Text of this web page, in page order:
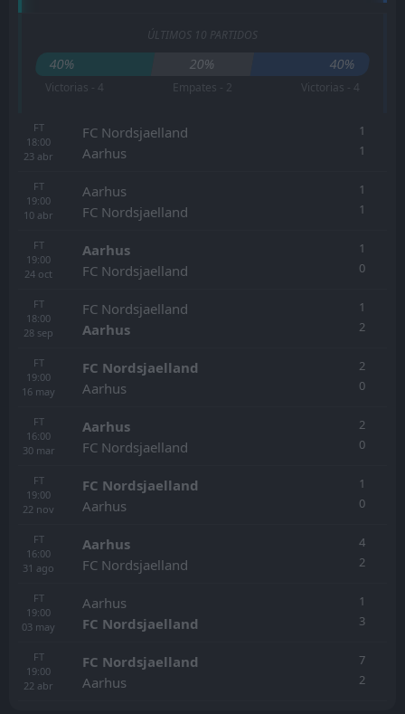
ÚLTIMOS 10 PARTIDOS
40% 20% 40%
Victorias - 4 Empates - 2 Victorias - 4
FT
18:00
23 abr
FC Nordsjaelland
Aarhus
1
1
FT
19:00
10 abr
Aarhus
FC Nordsjaelland
1
1
FT
19:00
24 oct
Aarhus
FC Nordsjaelland
1
0
FT
18:00
28 sep
FC Nordsjaelland
Aarhus
1
2
FT
19:00
16 may
FC Nordsjaelland
Aarhus
2
0
FT
16:00
30 mar
Aarhus
FC Nordsjaelland
2
0
FT
19:00
22 nov
FC Nordsjaelland
Aarhus
1
0
FT
16:00
31 ago
Aarhus
FC Nordsjaelland
4
2
FT
19:00
03 may
Aarhus
FC Nordsjaelland
1
3
FT
19:00
22 abr
FC Nordsjaelland
Aarhus
7
2